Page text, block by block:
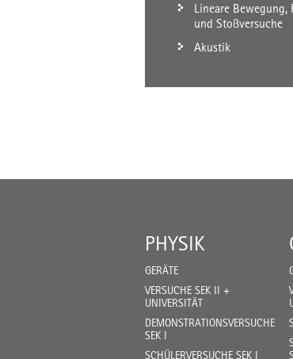
Lineare Bewegung,
und Stoßversuche
Akustik
PHYSIK
GERÄTE
VERSUCHE SEK II +
UNIVERSITÄT
DEMONSTRATIONSVERSUCHE
SEK I
SCHÜLERVERSUCHE SEK I